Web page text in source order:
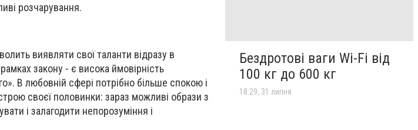
і розчарування.
виявляти свої таланти відразу в
закону - є висока ймовірність
В любовній сфері потрібно більше спокою і
своєї половинки: зараз можливі образи з
і залагодити непорозуміння і
Бездротові ваги Wi-Fi від
100 кг до 600 кг
18:29, 31 липня